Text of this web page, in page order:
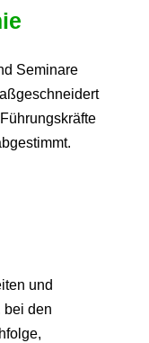
Seminare
und
bei den